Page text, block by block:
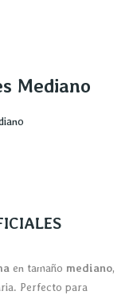
Mediano
en tamaño mediano,
Perfecto para